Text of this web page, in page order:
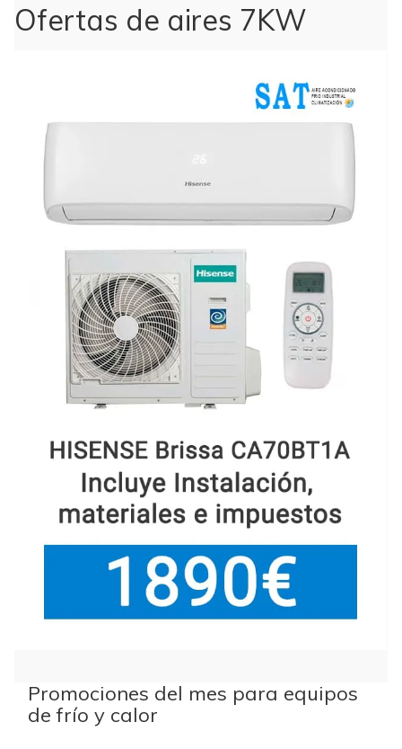
Ofertas de aires 7KW
Promociones del mes para equipos
de frío y calor